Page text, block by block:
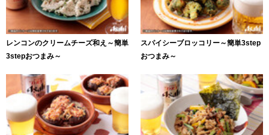
レンコンのクリームチーズ和え～簡単
3stepおつまみ～
スパイシーブロッコリー～簡単3step
おつまみ～